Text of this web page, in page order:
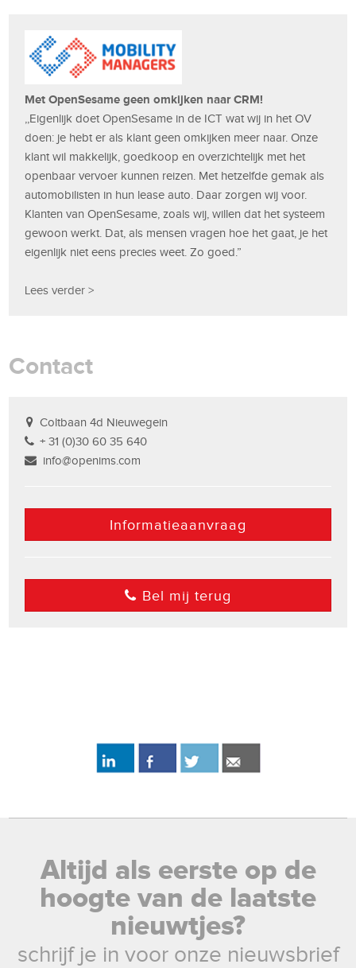
Met OpenSesame geen omkijken naar CRM!
,,Eigenlijk doet OpenSesame in de ICT wat wij in het OV
doen: je hebt er als klant geen omkijken meer naar. Onze
klant wil makkelijk, goedkoop en overzichtelijk met het
openbaar vervoer kunnen reizen. Met hetzelfde gemak als
automobilisten in hun lease auto. Daar zorgen wij voor.
Klanten van OpenSesame, zoals wij, willen dat het systeem
gewoon werkt. Dat, als mensen vragen hoe het gaat, je het
eigenlijk niet eens precies weet. Zo goed.”
Lees verder >
Contact
Coltbaan 4d Nieuwegein
+ 31 (0)30 60 35 640
info@openims.com
Informatieaanvraag
Bel mij terug
Altijd als eerste op de
hoogte van de laatste
nieuwtjes?
schrijf je in voor onze nieuwsbrief